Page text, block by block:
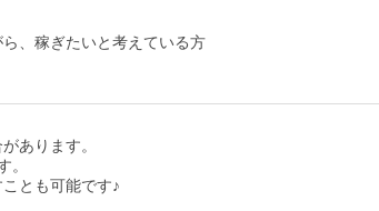
、稼ぎたいと考えている方
あります。
。
とも可能です♪